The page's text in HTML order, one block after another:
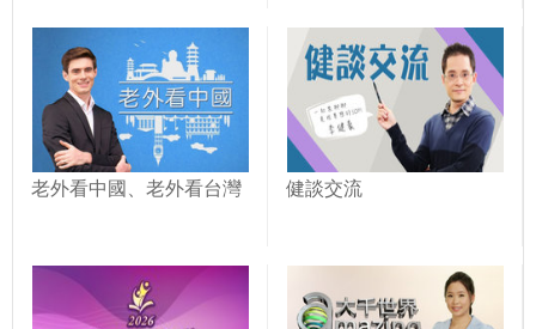
老外看中國、老外看台灣 健談交流